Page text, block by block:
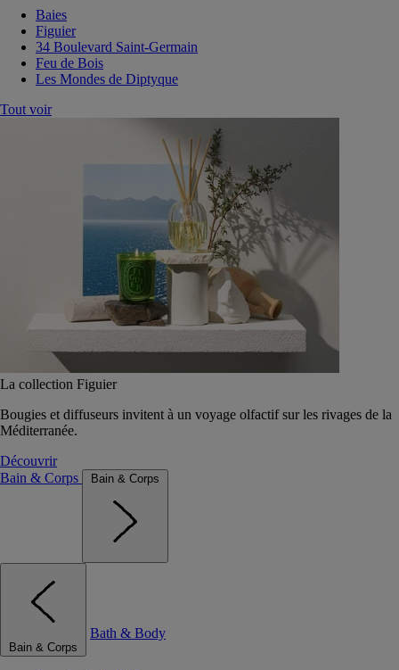
Baies
Figuier
34 Boulevard Saint-Germain
Feu de Bois
Les Mondes de Diptyque
Tout voir
La collection Figuier
Bougies et diffuseurs invitent à un voyage olfactif sur les rivages de la
Méditerranée.
Découvrir
Bain & Corps
Bain & Corps
Bain & Corps
Bath & Body